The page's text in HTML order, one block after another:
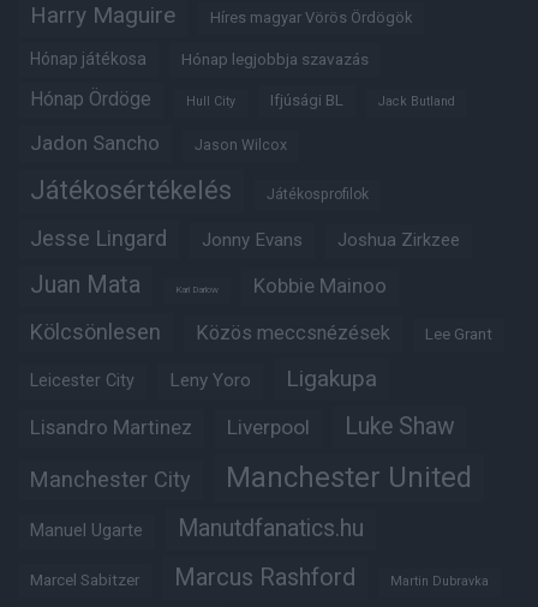
Harry Maguire Híres magyar Vörös Ördögök
Hónap játékosa Hónap legjobbja szavazás
Hónap Ördöge Hull City Ifjúsági BL Jack Butland
Jadon Sancho Jason Wilcox
Játékosértékelés Játékosprofilok
Jesse Lingard Jonny Evans Joshua Zirkzee
Juan Mata Karl Darlow Kobbie Mainoo
Kölcsönlesen Közös meccsnézések Lee Grant
Leicester City Leny Yoro Ligakupa
Lisandro Martinez Liverpool Luke Shaw
Manchester City Manchester United
Manuel Ugarte Manutdfanatics.hu
Marcel Sabitzer Marcus Rashford Martin Dubravka